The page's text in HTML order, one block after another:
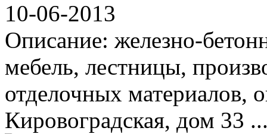
10-06-2013
Описание: железно-
мебель, лестницы,
отделочных материалов,
Кировоградская, дом 33